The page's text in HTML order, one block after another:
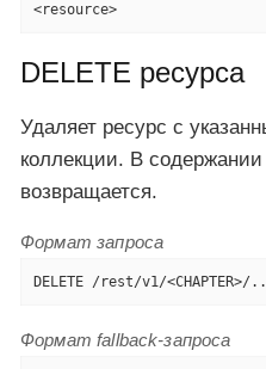
<resource>
DELETE ресурса
Удаляет ресурс с
коллекции. В содержании
возвращается.
Формат запроса
DELETE /rest/v1/<CHAPTER>/
Формат fallback-запроса